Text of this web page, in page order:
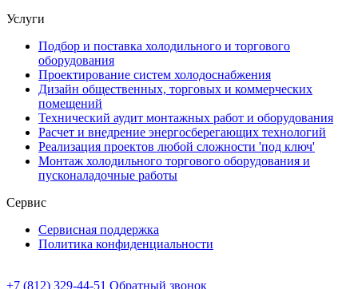
Услуги
Подбор и поставка холодильного и торгового
оборудования
Проектирование систем холодоснабжения
Дизайн общественных, торговых и коммерческих
помещений
Технический аудит монтажных работ и оборудования
Расчет и внедрение энергосберегающих технологий
Реализация проектов любой сложности 'под ключ'
Монтаж холодильного торгового оборудования и
пусконаладочные работы
Сервис
Cервисная поддержка
Политика конфиденциальности
+7 (812) 329-44-51 Обратный звонок